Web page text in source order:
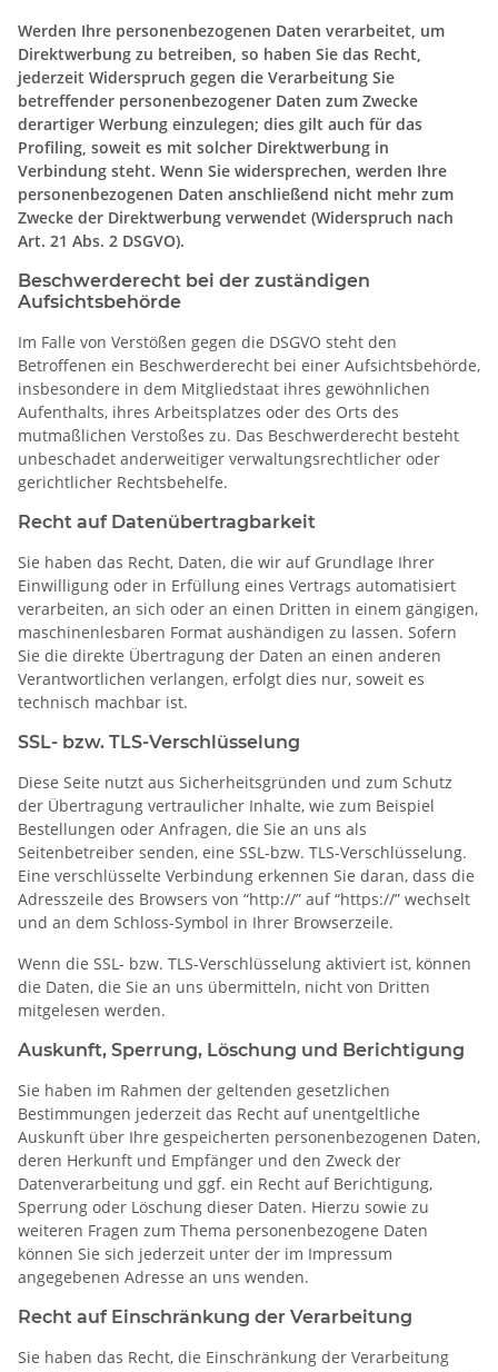
Werden Ihre personenbezogenen Daten verarbeitet, um
Direktwerbung zu betreiben, so haben Sie das Recht,
jederzeit Widerspruch gegen die Verarbeitung Sie
betreffender personenbezogener Daten zum Zwecke
derartiger Werbung einzulegen; dies gilt auch für das
Profiling, soweit es mit solcher Direktwerbung in
Verbindung steht. Wenn Sie widersprechen, werden Ihre
personenbezogenen Daten anschließend nicht mehr zum
Zwecke der Direktwerbung verwendet (Widerspruch nach
Art. 21 Abs. 2 DSGVO).
Beschwerderecht bei der zuständigen
Aufsichtsbehörde
Im Falle von Verstößen gegen die DSGVO steht den
Betroffenen ein Beschwerderecht bei einer Aufsichtsbehörde,
insbesondere in dem Mitgliedstaat ihres gewöhnlichen
Aufenthalts, ihres Arbeitsplatzes oder des Orts des
mutmaßlichen Verstoßes zu. Das Beschwerderecht besteht
unbeschadet anderweitiger verwaltungsrechtlicher oder
gerichtlicher Rechtsbehelfe.
Recht auf Datenübertragbarkeit
Sie haben das Recht, Daten, die wir auf Grundlage Ihrer
Einwilligung oder in Erfüllung eines Vertrags automatisiert
verarbeiten, an sich oder an einen Dritten in einem gängigen,
maschinenlesbaren Format aushändigen zu lassen. Sofern
Sie die direkte Übertragung der Daten an einen anderen
Verantwortlichen verlangen, erfolgt dies nur, soweit es
technisch machbar ist.
SSL- bzw. TLS-Verschlüsselung
Diese Seite nutzt aus Sicherheitsgründen und zum Schutz
der Übertragung vertraulicher Inhalte, wie zum Beispiel
Bestellungen oder Anfragen, die Sie an uns als
Seitenbetreiber senden, eine SSL-bzw. TLS-Verschlüsselung.
Eine verschlüsselte Verbindung erkennen Sie daran, dass die
Adresszeile des Browsers von “http://” auf “https://” wechselt
und an dem Schloss-Symbol in Ihrer Browserzeile.
Wenn die SSL- bzw. TLS-Verschlüsselung aktiviert ist, können
die Daten, die Sie an uns übermitteln, nicht von Dritten
mitgelesen werden.
Auskunft, Sperrung, Löschung und Berichtigung
Sie haben im Rahmen der geltenden gesetzlichen
Bestimmungen jederzeit das Recht auf unentgeltliche
Auskunft über Ihre gespeicherten personenbezogenen Daten,
deren Herkunft und Empfänger und den Zweck der
Datenverarbeitung und ggf. ein Recht auf Berichtigung,
Sperrung oder Löschung dieser Daten. Hierzu sowie zu
weiteren Fragen zum Thema personenbezogene Daten
können Sie sich jederzeit unter der im Impressum
angegebenen Adresse an uns wenden.
Recht auf Einschränkung der Verarbeitung
Sie haben das Recht, die Einschränkung der Verarbeitung